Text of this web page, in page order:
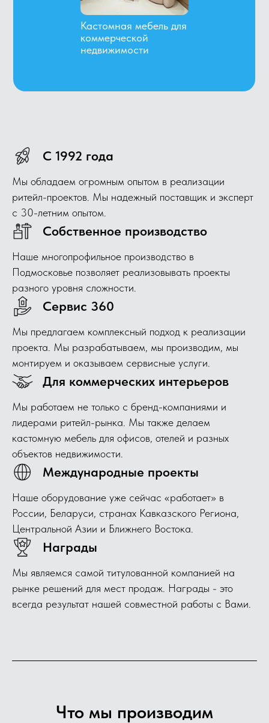
Кастомная мебель для
коммерческой
недвижимости
С 1992 года
Мы обладаем огромным опытом в реализации
ритейл-проектов. Мы надежный поставщик и эксперт
с 30-летним опытом.
Собственное производство
Наше многопрофильное производство в
Подмосковье позволяет реализовывать проекты
разного уровня сложности.
Сервис 360
Мы предлагаем комплексный подход к реализации
проекта. Мы разрабатываем, мы производим, мы
монтируем и оказываем сервисные услуги.
Для коммерческих интерьеров
Мы работаем не только с бренд-компаниями и
лидерами ритейл-рынка. Мы также делаем
кастомную мебель для офисов, отелей и разных
объектов недвижимости.
Международные проекты
Наше оборудование уже сейчас «работает» в
России, Беларуси, странах Кавказского Региона,
Центральной Азии и Ближнего Востока.
Награды
Мы являемся самой титулованной компанией на
рынке решений для мест продаж. Награды - это
всегда результат нашей совместной работы с Вами.
Что мы производим